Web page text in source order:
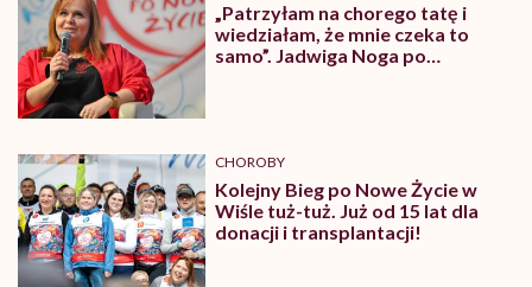
„Patrzyłam na chorego tatę i
wiedziałam, że mnie czeka to
samo”. Jadwiga Noga po
CHOROBY
Kolejny Bieg po Nowe Życie w
Wiśle tuż-tuż. Już od 15 lat dla
donacji i transplantacji!